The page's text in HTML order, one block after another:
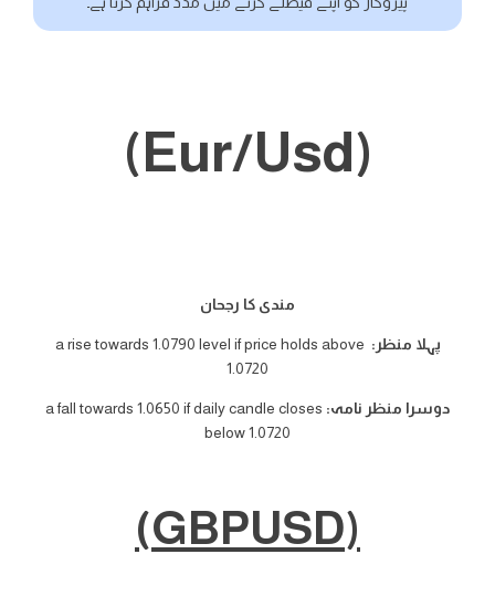
(Eur/Usd)
مندی کا رجحان
پہلا منظر: a rise towards 1.0790 level if price holds above
1.0720
دوسرا منظر نامہ: a fall towards 1.0650 if daily candle closes
below 1.0720
(GBPUSD)